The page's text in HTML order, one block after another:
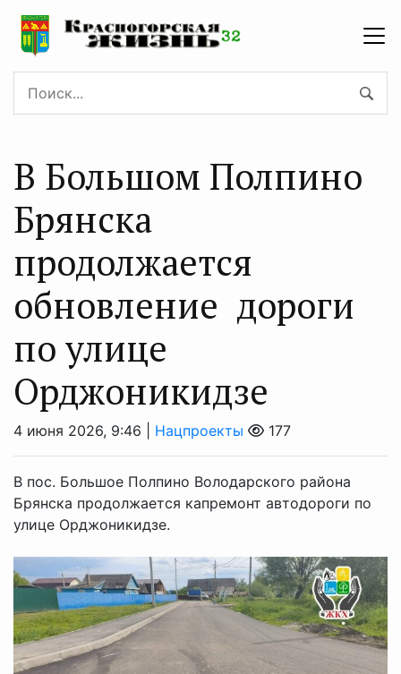
В Большом Полпино
Брянска
продолжается
обновление дороги
по улице
Орджоникидзе
4 июня 2026, 9:46 | Нацпроекты 177
В пос. Большое Полпино Володарского района
Брянска продолжается капремонт автодороги по
улице Орджоникидзе.